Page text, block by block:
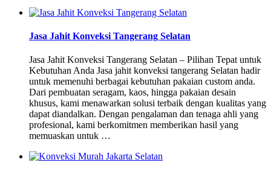
Jasa Jahit Konveksi Tangerang Selatan
Jasa Jahit Konveksi Tangerang Selatan – Pilihan Tepat untuk
Kebutuhan Anda Jasa jahit konveksi tangerang Selatan hadir
untuk memenuhi berbagai kebutuhan pakaian custom anda.
Dari pembuatan seragam, kaos, hingga pakaian desain
khusus, kami menawarkan solusi terbaik dengan kualitas yang
dapat diandalkan. Dengan pengalaman dan tenaga ahli yang
profesional, kami berkomitmen memberikan hasil yang
memuaskan untuk …